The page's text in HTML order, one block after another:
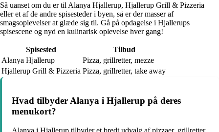
Så uanset om du er til Alanya Hjallerup, Hjallerup Grill & Pizzeria
eller et af de andre spisesteder i byen, så er der masser af
smagsoplevelser at glæde sig til. Gå på opdagelse i Hjallerups
spisescene og nyd en kulinarisk oplevelse hver gang!
Spisested
Tilbud
Alanya Hjallerup
Pizza, grillretter, mezze
Hjallerup Grill & Pizzeria Pizza, grillretter, take away
Hvad tilbyder Alanya i Hjallerup på deres
menukort?
Alanya i Hjallerup tilbyder et bredt udvalg af pizzaer, grillretter